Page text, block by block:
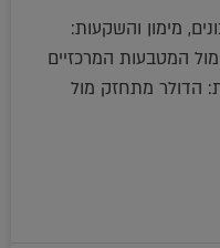
מימון והשקעות:
המטבעות המרכזיים
הדולר מתחזק מול